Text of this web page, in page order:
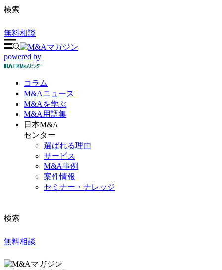
検索
無料相談
powered by
コラム
M&Aニュース
M&Aを学ぶ
M&A 用語集
日本M&A
センター
選ばれる理由
サービス
M&A事例
案件情報
セミナー・ナレッジ
検索
無料相談